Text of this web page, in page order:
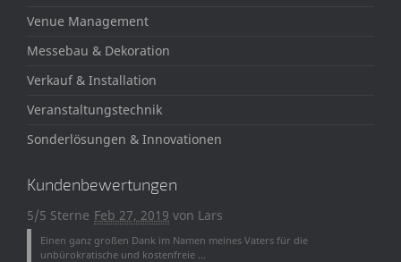
Venue Management
Messebau & Dekoration
Verkauf & Installation
Veranstaltungstechnik
Sonderlösungen & Innovationen
Kundenbewertungen
5/5 Sterne Feb 27, 2019 von Lars
Einen ganz großen Dank im Namen meines Vaters für die
unbürokratische und kostenfreie ...